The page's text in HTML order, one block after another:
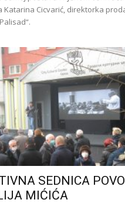
Katarina Cicvarić, direktorka
SEDNICA
MIĆIĆA